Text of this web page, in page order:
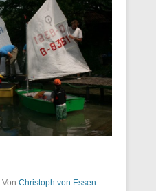
Von Christoph von Essen